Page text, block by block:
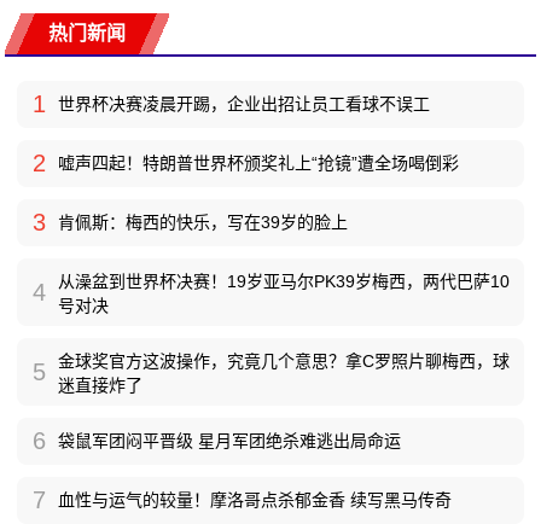
热门新闻
1 世界杯决赛凌晨开踢，企业出招让员工看球不误工
2 嘘声四起！特朗普世界杯颁奖礼上“抢镜”遭全场喝倒彩
3 肯佩斯：梅西的快乐，写在39岁的脸上
4
从澡盆到世界杯决赛！19岁亚马尔PK39岁梅西，两代巴萨10
号对决
5
金球奖官方这波操作，究竟几个意思？拿C罗照片聊梅西，球
迷直接炸了
6 袋鼠军团闷平晋级 星月军团绝杀难逃出局命运
7 血性与运气的较量！摩洛哥点杀郁金香 续写黑马传奇